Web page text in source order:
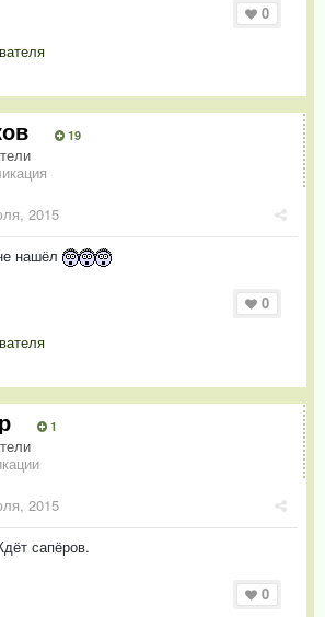
0
19
2015
нашёл
0
1
2015
сапёров.
0